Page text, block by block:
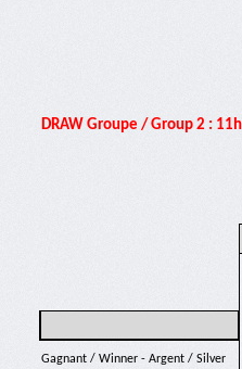
DRAW Groupe / Group 2 :
Gagnant / Winner - Argent / Silver